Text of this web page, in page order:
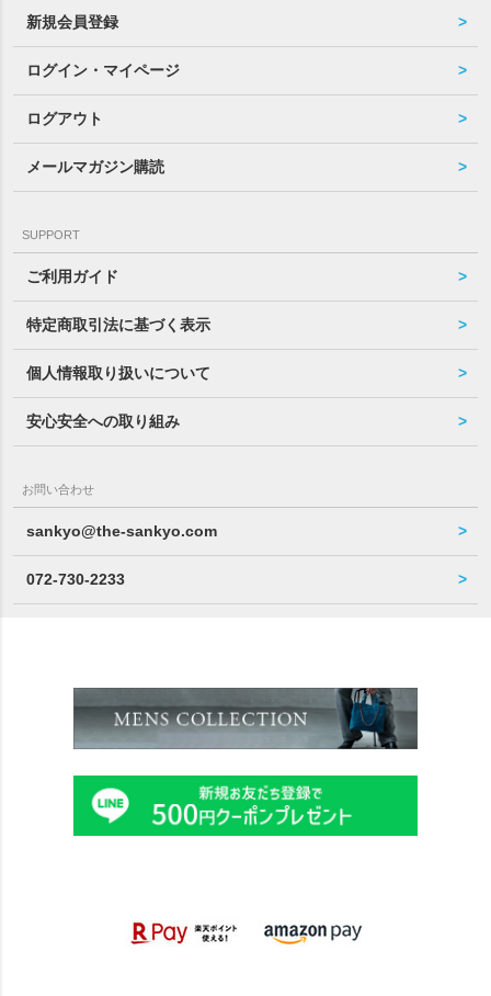
新規会員登録
ログイン・マイページ
ログアウト
メールマガジン購読
SUPPORT
ご利用ガイド
特定商取引法に基づく表示
個人情報取り扱いについて
安心安全への取り組み
お問い合わせ
sankyo@the-sankyo.com
072-730-2233